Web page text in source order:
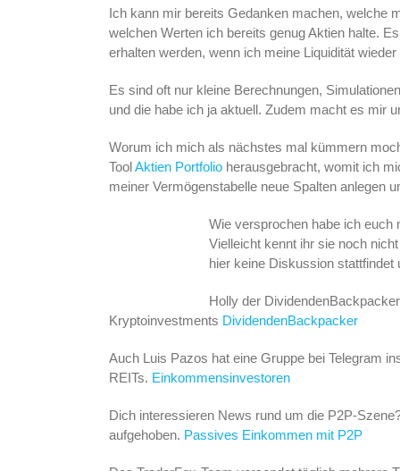
Ich kann mir bereits Gedanken machen, welche
welchen Werten ich bereits genug Aktien halte.
erhalten werden, wenn ich meine Liquidität
Es sind oft nur kleine Berechnungen,
und die habe ich ja aktuell. Zudem macht es mir
Worum ich mich als nächstes mal kümmern
ToolAktien Portfolio herausgebracht, womit ich
meiner Vermögenstabelle neue Spalten anlegen
Wie versprochen habe ich euch
Vielleicht kennt ihr sie noch
hier keine Diskussion stattfindet
Holly der
Kryptoinvestments DividendenBackpacker
Auch Luis Pazos hat eine Gruppe bei Telegram
REITs. Einkommensinvestoren
Dich interessieren News rund um die P2P-
aufgehoben. Passives Einkommen mit P2P